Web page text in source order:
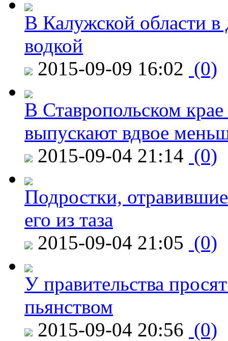
В Калужской области в
водкой
2015-09-09 16:02 (0)
В Ставропольском
выпускают вдвое
2015-09-04 21:14 (0)
Подростки,
его из таза
2015-09-04 21:05 (0)
У правительства
пьянством
2015-09-04 20:56 (0)